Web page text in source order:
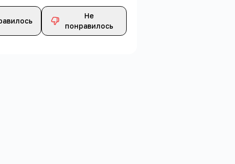
Не
понравилось